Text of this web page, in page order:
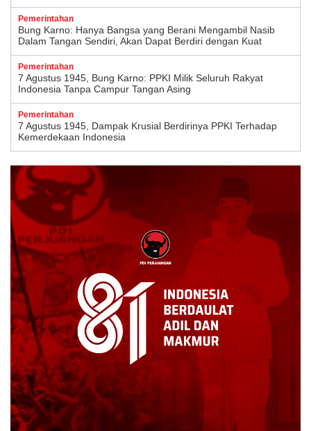
Pemerintahan
Bung Karno: Hanya Bangsa yang Berani Mengambil Nasib
Dalam Tangan Sendiri, Akan Dapat Berdiri dengan Kuat
Pemerintahan
7 Agustus 1945, Bung Karno: PPKI Milik Seluruh Rakyat
Indonesia Tanpa Campur Tangan Asing
Pemerintahan
7 Agustus 1945, Dampak Krusial Berdirinya PPKI Terhadap
Kemerdekaan Indonesia